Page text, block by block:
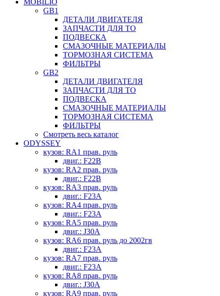
MOBILIO
GB1
ДЕТАЛИ ДВИГАТЕЛЯ
ЗАПЧАСТИ ДЛЯ ТО
ПОДВЕСКА
СМАЗОЧНЫЕ МАТЕРИАЛЫ
ТОРМОЗНАЯ СИСТЕМА
ФИЛЬТРЫ
GB2
ДЕТАЛИ ДВИГАТЕЛЯ
ЗАПЧАСТИ ДЛЯ ТО
ПОДВЕСКА
СМАЗОЧНЫЕ МАТЕРИАЛЫ
ТОРМОЗНАЯ СИСТЕМА
ФИЛЬТРЫ
Смотреть весь каталог
ODYSSEY
кузов: RA1 прав. руль
двиг.: F22B
кузов: RA2 прав. руль
двиг.: F22B
кузов: RA3 прав. руль
двиг.: F23A
кузов: RA4 прав. руль
двиг.: F23A
кузов: RA5 прав. руль
двиг.: J30A
кузов: RA6 прав. руль до 2002гв
двиг.: F23A
кузов: RA7 прав. руль
двиг.: F23A
кузов: RA8 прав. руль
двиг.: J30A
кузов: RA9 прав. руль